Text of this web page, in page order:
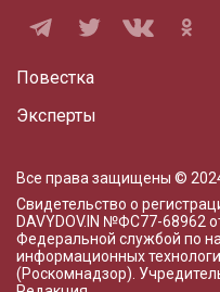
Повестка
Эксперты
Все права защищены ©
Свидетельство о
DAVYDOV.IN №ФС77-68962
Федеральной службой по
информационных
(Роскомнадзор).